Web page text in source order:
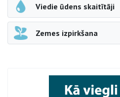
Viedie ūdens skaitītāji
Zemes izpirkšana